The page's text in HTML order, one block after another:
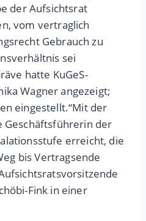
der Aufsichtsrat
vom vertraglich
Gebrauch zu
sei
hatte KuGeS-
Wagner angezeigt;
eingestellt.“Mit der
Geschäftsführerin der
erreicht, die
bis Vertragsende
Fink in einer